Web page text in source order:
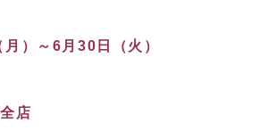
）～6月30日（火）
店